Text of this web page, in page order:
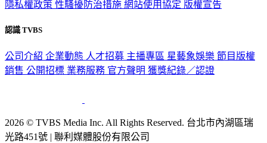
隱私權政策 性騷擾防治措施 網站使用協定 版權宣告
認識 TVBS
公司介紹 企業動態 人才招募 主播專區 星藝象娛樂 節目版權
銷售 公開招標 業務服務 官方聲明 獲獎紀錄／認證
2026 © TVBS Media Inc. All Rights Reserved. 台北市內湖區瑞
光路451號 | 聯利媒體股份有限公司